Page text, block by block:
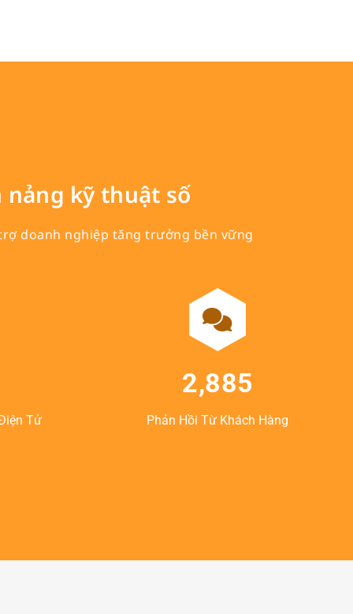
kỹ thuật số
doanh nghiệp tăng trưởng bền vững
Tử
2,885
Phản Hồi Từ Khách Hàng